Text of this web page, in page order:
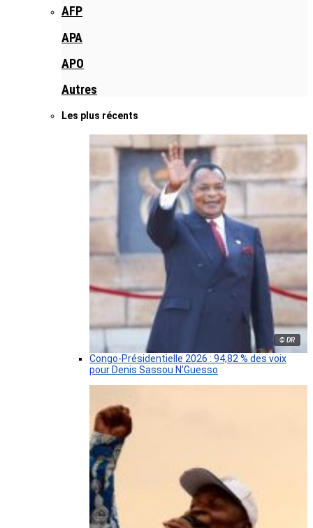
AFP
APA
APO
Autres
Les plus récents
© DR
Congo-Présidentielle 2026 : 94,82 % des voix
pour Denis Sassou N’Guesso